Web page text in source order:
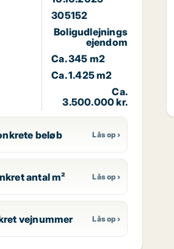
305152
Boligudlejnings
ejendom
Ca. 345 m2
Ca. 1.425 m2
Ca.
3.500.000 kr.
beløb
antal m²
vejnummer